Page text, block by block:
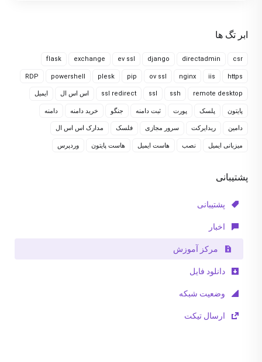
ابر تگ ها
csr
directadmin
django
ev ssl
exchange
flask
https
iis
nginx
ov ssl
pip
plesk
powershell
RDP
remote desktop
ssh
ssl
ssl redirect اس اس ال ایمیل
پایتون پلسک پورت ثبت دامنه جنگو خرید دامنه دامنه
دامین ریدایرکت سرور مجازی فلسک مدارک اس اس ال
میزبانی ایمیل نصب هاست ایمیل هاست پایتون وردپرس
پشتیبانی
پشتیبانی
اخبار
مرکز آموزش
دانلود فایل
وضعیت شبکه
ارسال تیکت